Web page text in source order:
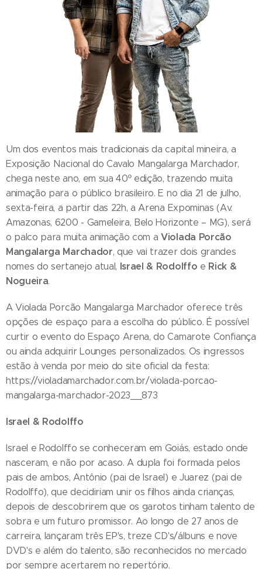
Um dos eventos mais tradicionais da capital mineira, a
Exposição Nacional do Cavalo Mangalarga Marchador,
chega neste ano, em sua 40º edição, trazendo muita
animação para o público brasileiro. E no dia 21 de julho,
sexta-feira, a partir das 22h, a Arena Expominas (Av.
Amazonas, 6200 - Gameleira, Belo Horizonte – MG), será
o palco para muita animação com aViolada Porcão
Mangalarga Marchador, que vai trazer dois grandes
nomes do sertanejo atual, Israel & Rodolffo e Rick &
Nogueira.
A Violada Porcão Mangalarga Marchador oferece três
opções de espaço para a escolha do público. É possível
curtir o evento do Espaço Arena, do Camarote Confiança
ou ainda adquirir Lounges personalizados. Os ingressos
estão à venda por meio do site oficial da festa:
https://violadamarchador.com.br/violada-porcao-
mangalarga-marchador-2023__873
Israel & Rodolffo
Israel e Rodolffo se conheceram em Goiás, estado onde
nasceram, e não por acaso. A dupla foi formada pelos
pais de ambos, Antônio (pai de Israel) e Juarez (pai de
Rodolffo), que decidiriam unir os filhos ainda crianças,
depois de descobrirem que os garotos tinham talento de
sobra e um futuro promissor. Ao longo de 27 anos de
carreira, lançaram três EP's, treze CD's/álbuns e nove
DVD's e além do talento, são reconhecidos no mercado
por sempre acertarem no repertório.